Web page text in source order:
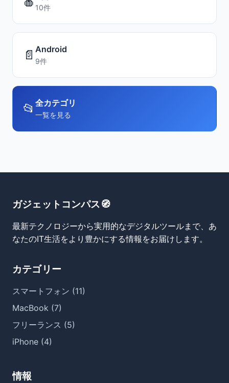
10件
📄 Android
9件
📂 全カテゴリ
一覧を見る
ガジェットコンパス🧭
最新テクノロジーから実用的なデジタルツールまで、あ
なたのIT生活をより豊かにする情報をお届けします。
カテゴリー
スマートフォン (11)
MacBook (7)
フリーランス (5)
iPhone (4)
情報